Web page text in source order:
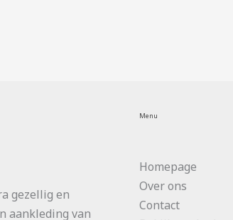
gezellig en
aankleding van
Menu
Homepage
Over ons
Contact